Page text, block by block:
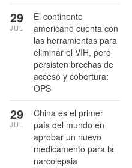
El continente
americano cuenta con
las herramientas para
eliminar el VIH, pero
persisten brechas de
acceso y cobertura:
OPS
29
JUL
China es el primer
país del mundo en
aprobar un nuevo
medicamento para la
narcolepsia
29
JUL